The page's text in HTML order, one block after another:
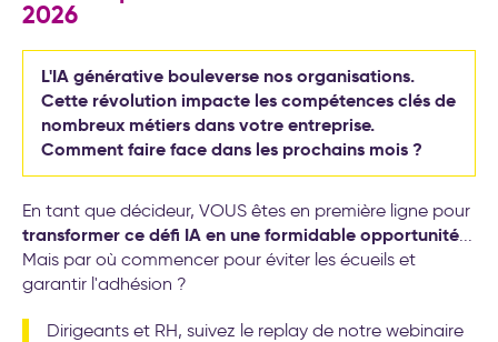
transformation de l’entreprise
2026
L'IA générative bouleverse nos organisations.
Cette révolution impacte les compétences clés de
nombreux métiers dans votre entreprise.
Comment faire face dans les prochains mois ?
En tant que décideur, VOUS êtes en première ligne pour
transformer ce défi IA en une formidable opportunité...
Mais par où commencer pour éviter les écueils et
garantir l'adhésion ?
Dirigeants et RH, suivez le replay de notre webinaire